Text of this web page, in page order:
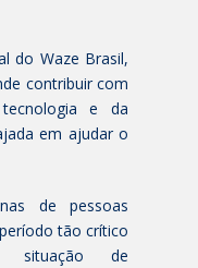
do Waze Brasil,
contribuir com
e da
em ajudar o
de pessoas
tão crítico
situação de